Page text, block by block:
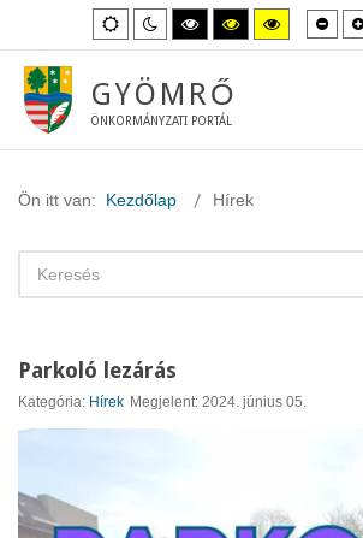
Alapértelmezett
mód
Éjszakai
mód
Magas
kontraszt
fekete-
mód.
Magas
kontraszt
fekete-
Magas
kontraszt
sárga-
GYÖMRŐ
ÖNKORMÁNYZATI PORTÁL
Ön itt van: Kezdőlap Hírek
Parkoló lezárás
Kategória: Hírek Megjelent: 2024. június 05.